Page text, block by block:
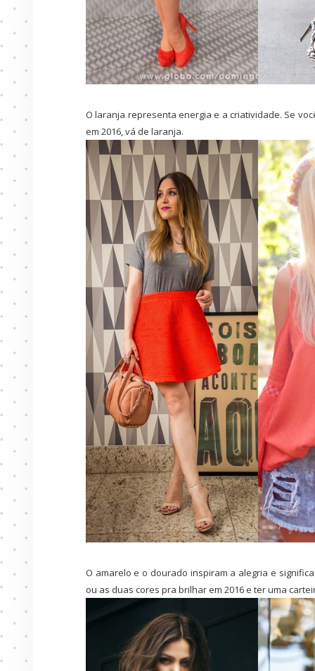
O laranja representa energia e a criatividade. Se
em 2016, vá de laranja.
O amarelo e o dourado inspiram a alegria e
ou as duas cores pra brilhar em 2016 e ter uma